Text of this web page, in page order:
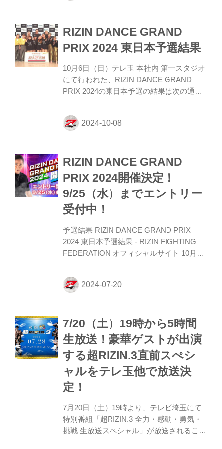
ント ソロコンテストを実施！ RIZIN
DANCE GRAND PRIX ソロダンスコンテス
ト 概要 日時 2024年12月31日（火）集合／
14:30 開始／15:00 ※ステージの進行状況に
よって時間変更あり 開催場所 さいたまス
ーパーアリーナ内 コミ...
RIZIN DANCE GRAND
PRIX 2024 東日本予選結果
10月6日（日）テレ玉 本社内 第一スタジオ
にて行われた、RIZIN DANCE GRAND
PRIX 2024の東日本予選の結果は次の通り
部門 yyy Def Crown sylph 参加チーム集合
写真 / 小学生部門 東日本予選 決勝進出チー
門 主催／協力／制作協力 主催 RIZIN
FIGHTING FEDERATION 後援 一般社団法
人さいたまスポーツコミッション 協力 株
式会社テレビ埼玉／株式会社サンテレビジ
ョン／株式会...
RIZIN DANCE GRAND
PRIX 2024開催決定！
9/25（水）までエントリー
受付中！
予選結果 RIZIN DANCE GRAND PRIX
2024 東日本予選結果 - RIZIN FIGHTING
FEDERATION オフィシャルサイト 10月6
行われた、RIZIN DANCE GRAND PRIX
2024の東日本予選の結果は次の通りです。
小学生部門 東日本予選 決勝進出チーム / 中
高生部門 PANDAnne NATTY BADS
Geschen:K 参加チーム集合写真 / 中高生部
門 主催／協力／制作協力 主催 ...
7/20（土）19時から5時間
生放送！豪華ゲストが出演
する超RIZIN.3直前スぺシ
ャルをテレ玉他で放送決
定！
7月20日（土）19時より、テレビ埼玉にて
特別番組「超RIZIN.3 全力・感動・勇気・
挑戦 生放送スペシャル」が放送されること